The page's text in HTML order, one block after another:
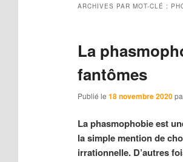
ARCHIVES PAR MOT-CLÉ :
La
fantômes
Publié le 18 novembre 2020
La phasmophobie est
la simple mention de
irrationnelle. D’autres